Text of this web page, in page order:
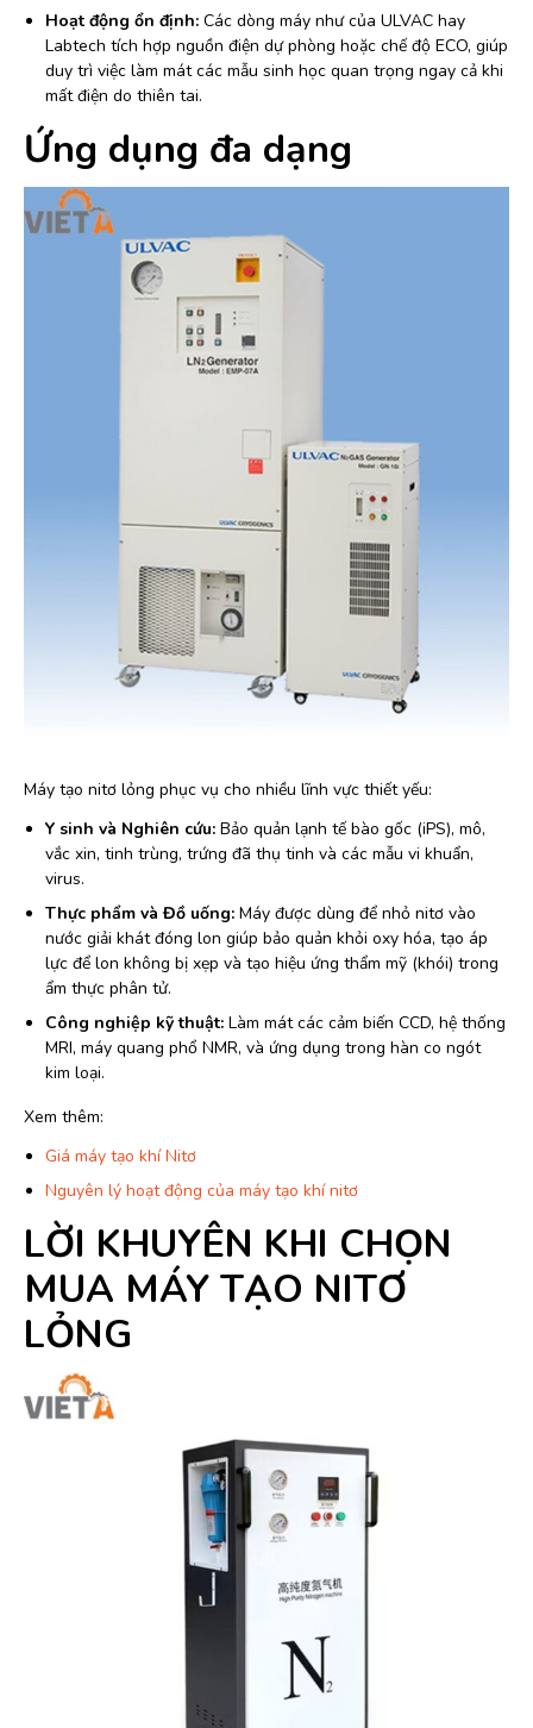
Hoạt động ổn định: Các dòng máy như của ULVAC hay
Labtech tích hợp nguồn điện dự phòng hoặc chế độ ECO, giúp
duy trì việc làm mát các mẫu sinh học quan trọng ngay cả khi
mất điện do thiên tai.
Ứng dụng đa dạng
Máy tạo nitơ lỏng phục vụ cho nhiều lĩnh vực thiết yếu:
Y sinh và Nghiên cứu: Bảo quản lạnh tế bào gốc (iPS), mô,
vắc xin, tinh trùng, trứng đã thụ tinh và các mẫu vi khuẩn,
virus.
Thực phẩm và Đồ uống: Máy được dùng để nhỏ nitơ vào
nước giải khát đóng lon giúp bảo quản khỏi oxy hóa, tạo áp
lực để lon không bị xẹp và tạo hiệu ứng thẩm mỹ (khói) trong
ẩm thực phân tử.
Công nghiệp kỹ thuật: Làm mát các cảm biến CCD, hệ thống
MRI, máy quang phổ NMR, và ứng dụng trong hàn co ngót
kim loại.
Xem thêm:
Giá máy tạo khí Nitơ
Nguyên lý hoạt động của máy tạo khí nitơ
LỜI KHUYÊN KHI CHỌN
MUA MÁY TẠO NITƠ
LỎNG